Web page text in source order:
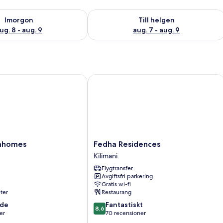
Imorgon
8 - aug. 9
för imorgon aug. 8 - aug. 9
Till helgen
aug. 7 - aug. 9
Kontrollera tillgängligheten för den
Fedha
Residences
Kilimani
Fedha Residences
Kilimani
Flygtransfer
Avgiftsfri parkering
Gratis wi-fi
Restaurang
8.6
av
8,6 Fantastiskt
70 recensioner
Fedha Residences